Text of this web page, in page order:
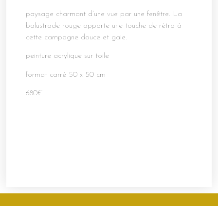
paysage charmant d’une vue par une fenêtre. La
balustrade rouge apporte une touche de rétro à
cette campagne douce et gaie.
peinture acrylique sur toile
format carré 50 x 50 cm
680€